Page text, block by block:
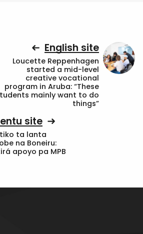
English site
Loucette Reppenhagen
started a mid-level
creative vocational
program in Aruba: “These
mainly want to do
things”
site
ta lanta
na Boneiru:
apoyo pa MPB